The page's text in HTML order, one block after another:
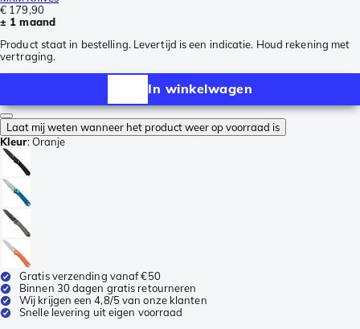
€ 179,90
± 1 maand
Product staat in bestelling. Levertijd is een indicatie. Houd rekening met
vertraging.
In winkelwagen
Laat mij weten wanneer het product weer op voorraad is
Kleur:Oranje
Gratis verzending vanaf €50
Binnen 30 dagen gratis retourneren
Wij krijgen een 4,8/5 van onze klanten
Snelle levering uit eigen voorraad